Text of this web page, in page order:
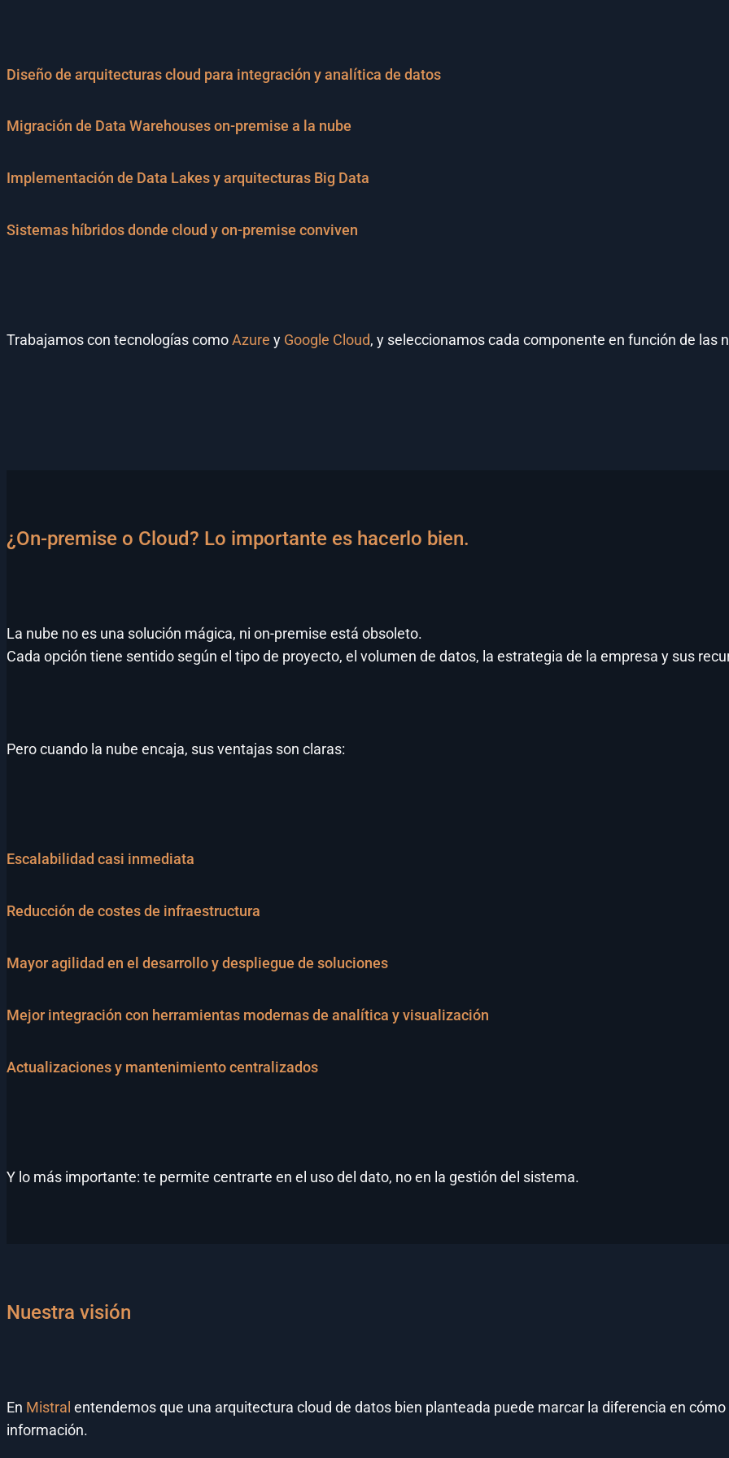
Diseño de arquitecturas cloud para integración y analítica de datos
Migración de Data Warehouses on-premise a la nube
Implementación de Data Lakes y arquitecturas Big Data
Sistemas híbridos donde cloud y on-premise conviven
Trabajamos con tecnologías comoAzure y Google Cloud, y seleccionamos cada componente en función de las
¿On-premise o Cloud? Lo importante es hacerlo bien.
La nube no es una solución mágica, ni on-premise está obsoleto.
Cada opción tiene sentido según el tipo de proyecto, el volumen de datos, la estrategia de la empresa y sus
Pero cuando la nube encaja, sus ventajas son claras:
Escalabilidad casi inmediata
Reducción de costes de infraestructura
Mayor agilidad en el desarrollo y despliegue de soluciones
Mejor integración con herramientas modernas de analítica y visualización
Actualizaciones y mantenimiento centralizados
Y lo más importante: te permite centrarte en el uso del dato, no en la gestión del sistema.
Nuestra visión
En Mistral entendemos que una arquitectura cloud de datos bien planteada puede marcar la diferencia en
información.